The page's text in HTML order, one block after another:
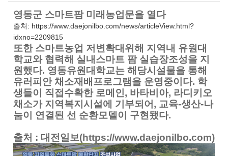
영동군 스마트팜 미래농업문을 열다
출처: https://www.daejonilbo.com/news/articleView.html?
idxno=2209815
또한 스마트농업 저변확대위해 지역내 유원대
학교와 협력해 실내스마트 팜 실습장조성을 지
원했다. 영동유원대학교는 해당시설물을 통해
유러피안 채소재배프로그램을 운영중이다. 학
생들이 직접수확한 로메인, 바타비아, 라디키오
채소가 지역복지시설에 기부되어, 교육-생산-나
눔이 연결된 선 순환모델이 구현됐다.
출처 : 대전일보(https://www.daejonilbo.com)